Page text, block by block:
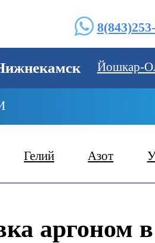
Йошкар-
Гелий Азот
аргоном